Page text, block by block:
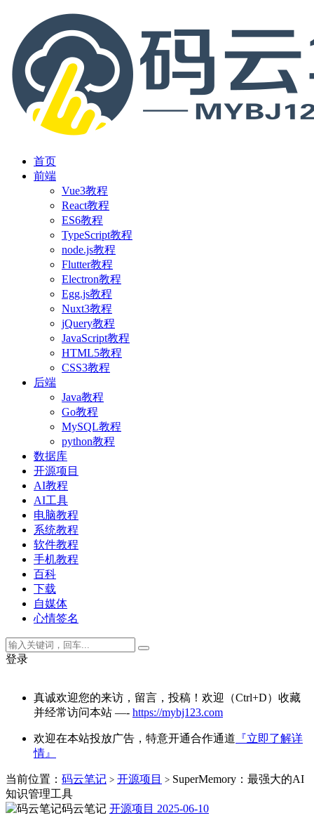
首页
前端
Vue3教程
React教程
ES6教程
TypeScript教程
node.js教程
Flutter教程
Electron教程
Egg.js教程
Nuxt3教程
jQuery教程
JavaScript教程
HTML5教程
CSS3教程
后端
Java教程
Go教程
MySQL教程
python教程
数据库
开源项目
AI教程
AI工具
电脑教程
系统教程
软件教程
手机教程
百科
下载
自媒体
心情签名
登录
真诚欢迎您的来访，留言，投稿！欢迎（Ctrl+D）收藏
并经常访问本站 —- https://mybj123.com
欢迎在本站投放广告，特意开通合作通道 『立即了解详
情』
当前位置： 码云笔记 > 开源项目 > SuperMemory：最强大的AI
知识管理工具
码云笔记 开源项目 2025-06-10